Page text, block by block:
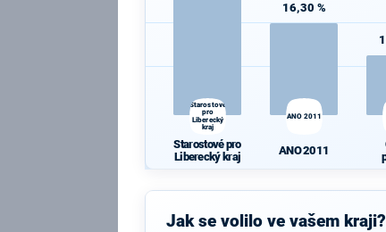
Starostové
pro
Liberecký
kraj
Starostové pro
Liberecký kraj
16,30 %
ANO 2011
ANO 2011
Jak se volilo ve vašem kraji?